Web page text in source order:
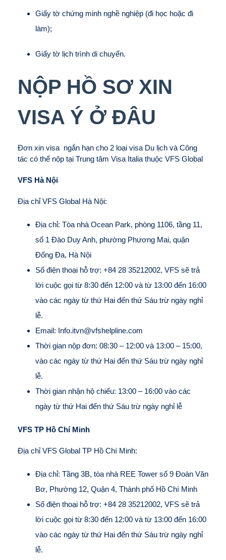
Giấy tờ chứng minh nghề nghiệp (đi học hoặc đi
làm);
Giấy tờ lịch trình di chuyển.
NỘP HỒ SƠ XIN
VISA Ý Ở ĐÂU
Đơn xin visa ngắn hạn cho 2 loại visa Du lịch và Công
tác có thể nộp tại Trung tâm Visa Italia thuộc VFS Global
VFS Hà Nội
Địa chỉ VFS Global Hà Nội:
Địa chỉ: Tòa nhà Ocean Park, phòng 1106, tầng 11,
số 1 Đào Duy Anh, phường Phương Mai, quận
Đống Đa, Hà Nội
Số điện thoại hỗ trợ: +84 28 35212002, VFS sẽ trả
lời cuộc gọi từ 8:30 đến 12:00 và từ 13:00 đến 16:00
vào các ngày từ thứ Hai đến thứ Sáu trừ ngày nghỉ
lễ.
Email: Info.itvn@vfshelpline.com
Thời gian nộp đơn: 08:30 – 12:00 và 13:00 – 15:00,
vào các ngày từ thứ Hai đến thứ Sáu trừ ngày nghỉ
lễ.
Thời gian nhận hộ chiếu: 13:00 – 16:00 vào các
ngày từ thứ Hai đến thứ Sáu trừ ngày nghỉ lễ
VFS TP Hồ Chí Minh
Địa chỉ VFS Global TP Hồ Chí Minh:
Địa chỉ: Tầng 3B, tòa nhà REE Tower số 9 Đoàn Văn
Bơ, Phường 12, Quận 4, Thành phố Hồ Chí Minh
Số điện thoại hỗ trợ: +84 28 35212002, VFS sẽ trả
lời cuộc gọi từ 8:30 đến 12:00 và từ 13:00 đến 16:00
vào các ngày từ thứ Hai đến thứ Sáu trừ ngày nghỉ
lễ.